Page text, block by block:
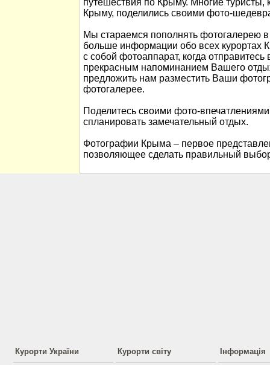
путешествия по Крыму. Многие туристы,
Крыму, поделились своими фото-
Мы стараемся пополнять фотогалерею
больше информации обо всех курортах
с собой фотоаппарат, когда
прекрасным напоминанием Вашего
предложить нам разместить Ваши
фотогалерее.
Поделитесь своими фото-
спланировать замечательный отдых.
Фотографии Крыма – первое
позволяющее сделать правильный
Курорти України Курорти світу Інформація